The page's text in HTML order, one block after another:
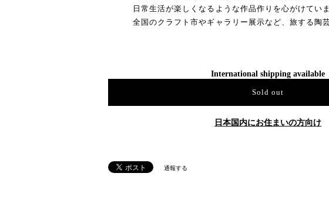
日常生活が楽しくなるような作品作りを心がけていま
全国のクラフト市やギャラリー展示など、旅する陶芸
International shipping available
Sold out
日本国内にお住まいの方向け
通報する